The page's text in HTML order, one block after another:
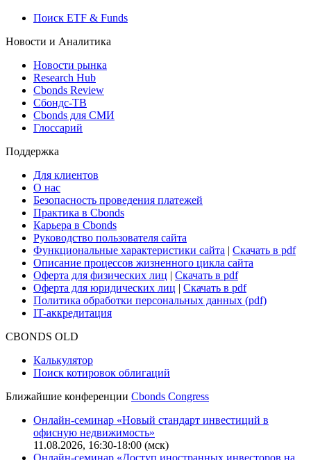
Виджет: Карта процентных ставок
ETF & Funds
Поиск ETF & Funds
Новости и Аналитика
Новости рынка
Research Hub
Cbonds Review
Сбондс-ТВ
Глоссарий
Поддержка
Для клиентов
О нас
Безопасность проведения платежей
Практика в Cbonds
Карьера в Cbonds
Руководство пользователя сайта
Функциональные характеристики сайта|Скачать в pdf
Описание процессов жизненного цикла сайта
Оферта для физических лиц
Оферта для юридических лиц
IT-аккредитация
Поиск котировок облигаций
Ближайшие конференцииCbonds Congress